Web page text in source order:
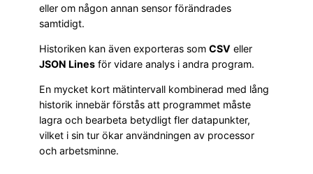
eller om någon annan sensor förändrades
samtidigt.
Historiken kan även exporteras som CSV eller
JSON Lines för vidare analys i andra program.
En mycket kort mätintervall kombinerad med lång
historik innebär förstås att programmet måste
lagra och bearbeta betydligt fler datapunkter,
vilket i sin tur ökar användningen av processor
och arbetsminne.